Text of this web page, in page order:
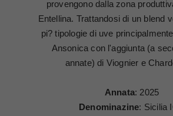
provengono dalla zona
Entellina. Trattandosi di un blend
pi? tipologie di uve
Ansonica con l'aggiunta (a
annate) di Viognier e
Annata: 2025
Denominazine: Sicilia